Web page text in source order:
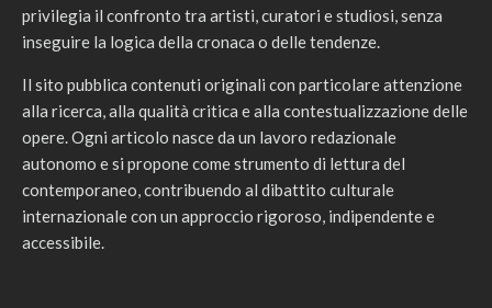
privilegia il confronto tra artisti, curatori e studiosi, senza
inseguire la logica della cronaca o delle tendenze.
Il sito pubblica contenuti originali con particolare attenzione
alla ricerca, alla qualità critica e alla contestualizzazione delle
opere. Ogni articolo nasce da un lavoro redazionale
autonomo e si propone come strumento di lettura del
contemporaneo, contribuendo al dibattito culturale
internazionale con un approccio rigoroso, indipendente e
accessibile.